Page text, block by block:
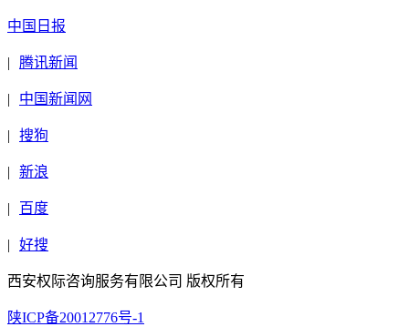
中国日报
| 腾讯新闻
| 中国新闻网
| 搜狗
| 新浪
| 百度
| 好搜
西安权际咨询服务有限公司 版权所有
陕ICP备20012776号-1